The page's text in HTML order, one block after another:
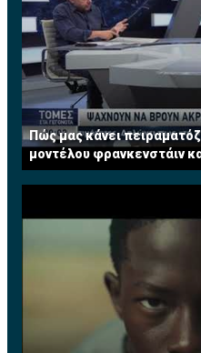
Πώς μας κάνει
μοντέλου φρανκενστάιν